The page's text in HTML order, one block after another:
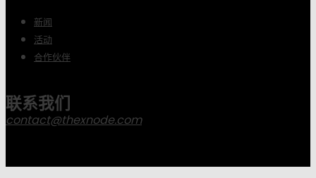
新闻
活动
合作伙伴
联系我们
contact@thexnode.com